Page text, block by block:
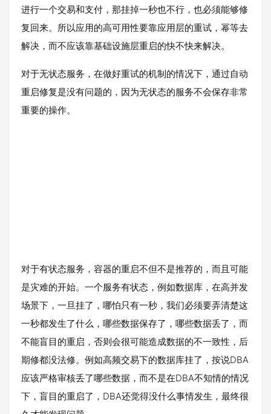
进行一个交易和支付，那挂掉一秒也不行，也必须能够修
复回来。所以应用的高可用性要靠应用层的重试，幂等去
解决，而不应该靠基础设施层重启的快不快来解决。
对于无状态服务，在做好重试的机制的情况下，通过自动
重启修复是没有问题的，因为无状态的服务不会保存非常
重要的操作。
对于有状态服务，容器的重启不但不是推荐的，而且可能
是灾难的开始。一个服务有状态，例如数据库，在高并发
场景下，一旦挂了，哪怕只有一秒，我们必须要弄清楚这
一秒都发生了什么，哪些数据保存了，哪些数据丢了，而
不能盲目的重启，否则会很可能造成数据的不一致性，后
期修都没法修。例如高频交易下的数据库挂了，按说DBA
应该严格审核丢了哪些数据，而不是在DBA不知情的情况
下，盲目的重启了，DBA还觉得没什么事情发生，最终很